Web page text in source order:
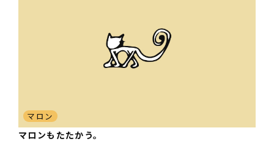
マロン
マロンもたたかう。